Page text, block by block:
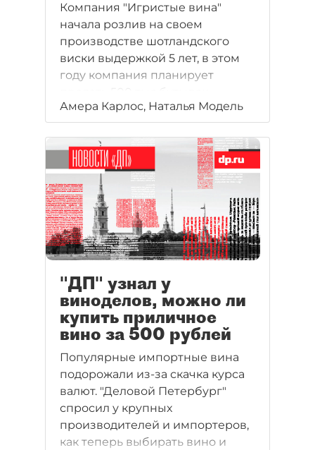
Компания "Игристые вина"
начала розлив на своем
производстве шотландского
виски выдержкой 5 лет, в этом
году компания планирует
Эксперты считают новый проект
компании перспективным:
производство российского
виски стремительно
развивается и уже составляет
10% от объема ввезенной в
Россию продукции.
Амера Карлос, Наталья Модель
"ДП" узнал у
виноделов, можно ли
купить приличное
вино за 500 рублей
Популярные импортные вина
подорожали из-за скачка курса
валют. "Деловой Петербург"
спросил у крупных
производителей и импортеров,
как теперь выбирать вино и